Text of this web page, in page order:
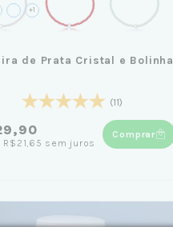
+1
de Prata Cristal e Bolinha
(11)
R$21,65 sem juros
Comprar